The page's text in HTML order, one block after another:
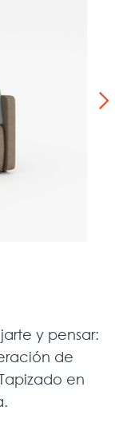
y pensar:
de
en